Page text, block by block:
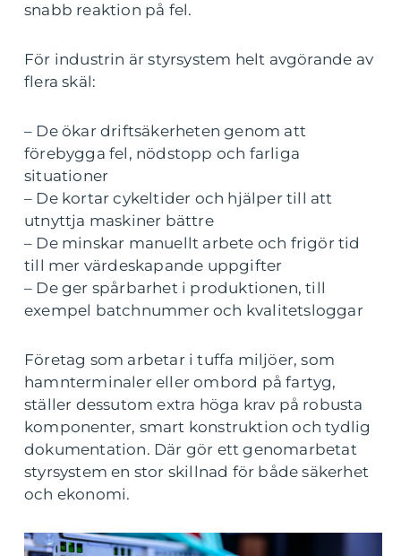
snabb reaktion på fel.
För industrin är styrsystem helt avgörande av
flera skäl:
– De ökar driftsäkerheten genom att
förebygga fel, nödstopp och farliga
situationer
– De kortar cykeltider och hjälper till att
utnyttja maskiner bättre
– De minskar manuellt arbete och frigör tid
till mer värdeskapande uppgifter
– De ger spårbarhet i produktionen, till
exempel batchnummer och kvalitetsloggar
Företag som arbetar i tuffa miljöer, som
hamnterminaler eller ombord på fartyg,
ställer dessutom extra höga krav på robusta
komponenter, smart konstruktion och tydlig
dokumentation. Där gör ett genomarbetat
styrsystem en stor skillnad för både säkerhet
och ekonomi.